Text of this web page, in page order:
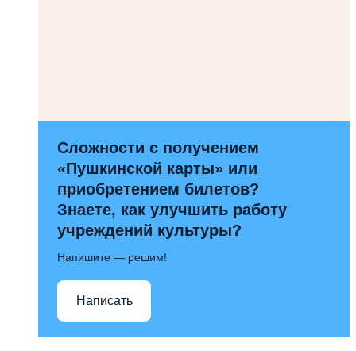
Сложности с получением
«Пушкинской карты» или
приобретением билетов?
Знаете, как улучшить работу
учреждений культуры?
Напишите — решим!
Написать